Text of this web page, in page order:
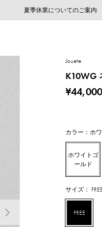
採用のご案内
ご注文いただいたお品物のお届け状況
夏季休業についてのご案内
WEB LIMITED ITEMS >>
採用のご案内
ご注文いただいたお品物のお届け状況
Jouete
K10WG
¥44,000
カラー：ホ
ホワイトゴ
ールド
サイズ： FREE
FREE